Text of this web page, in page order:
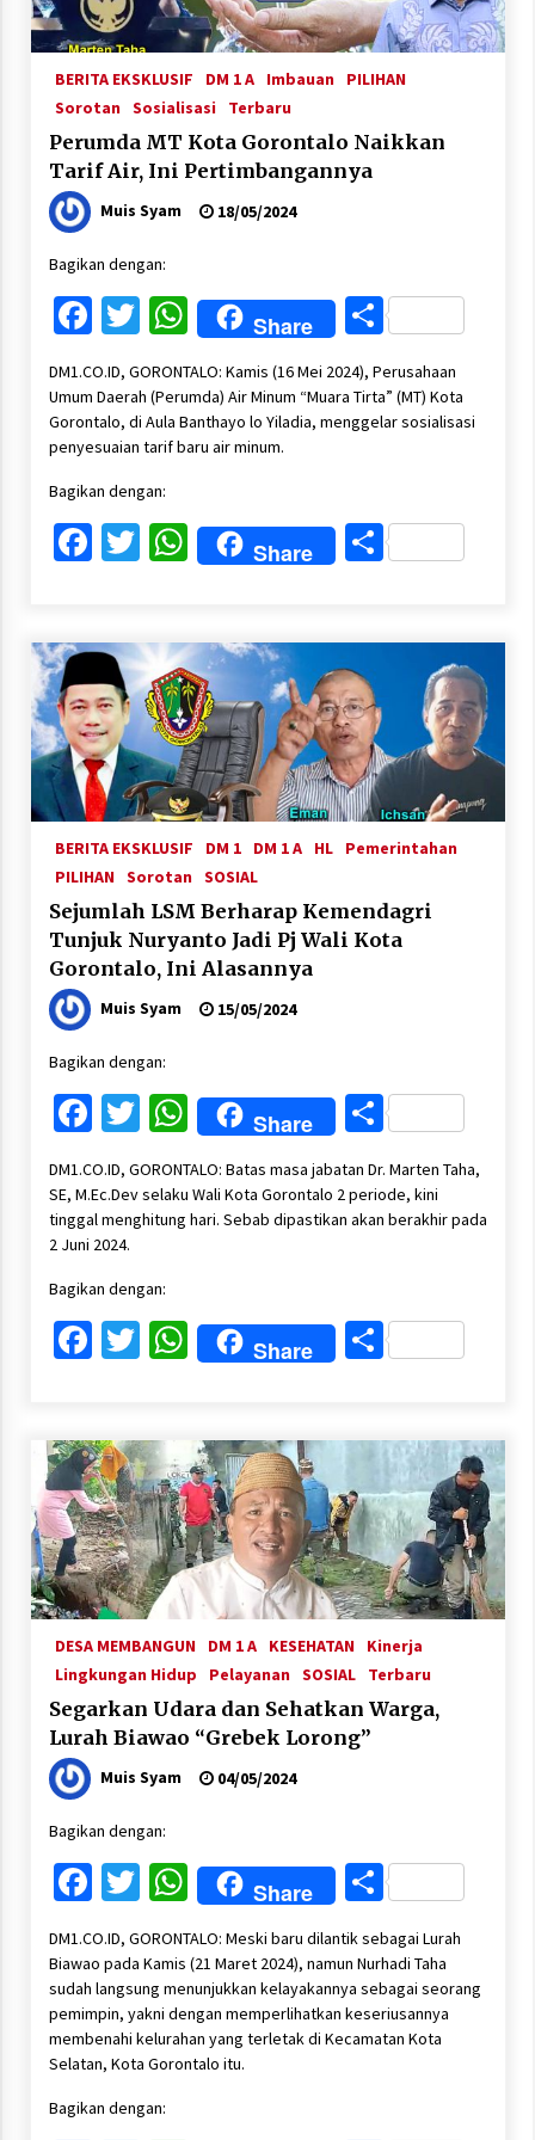
BERITA EKSKLUSIF DM 1 A Imbauan
PILIHAN
Sorotan Sosialisasi Terbaru
Perumda MT Kota Gorontalo Naikkan
Tarif Air, Ini Pertimbangannya
Muis Syam 18/05/2024
Bagikan dengan:
Facebook
Twitter
WhatsApp
Share Share
DM1.CO.ID, GORONTALO: Kamis (16 Mei 2024), Perusahaan
Umum Daerah (Perumda) Air Minum “Muara Tirta” (MT) Kota
Gorontalo, di Aula Banthayo lo Yiladia, menggelar sosialisasi
penyesuaian tarif baru air minum.
Bagikan dengan:
Facebook
Twitter
WhatsApp
Share Share
BERITA EKSKLUSIF DM 1 DM 1 A HL
Pemerintahan
PILIHAN Sorotan SOSIAL
Sejumlah LSM Berharap Kemendagri
Tunjuk Nuryanto Jadi Pj Wali Kota
Gorontalo, Ini Alasannya
Muis Syam 15/05/2024
Bagikan dengan:
Facebook
Twitter
WhatsApp
Share Share
DM1.CO.ID, GORONTALO: Batas masa jabatan Dr. Marten Taha,
SE, M.Ec.Dev selaku Wali Kota Gorontalo 2 periode, kini
tinggal menghitung hari. Sebab dipastikan akan berakhir pada
2 Juni 2024.
Bagikan dengan:
Facebook
Twitter
WhatsApp
Share Share
DESA MEMBANGUN DM 1 A KESEHATAN
Kinerja
Lingkungan Hidup
Pelayanan SOSIAL Terbaru
Segarkan Udara dan Sehatkan Warga,
Lurah Biawao “Grebek Lorong”
Muis Syam 04/05/2024
Bagikan dengan:
Facebook
Twitter
WhatsApp
Share Share
DM1.CO.ID, GORONTALO: Meski baru dilantik sebagai Lurah
Biawao pada Kamis (21 Maret 2024), namun Nurhadi Taha
sudah langsung menunjukkan kelayakannya sebagai seorang
pemimpin, yakni dengan memperlihatkan keseriusannya
membenahi kelurahan yang terletak di Kecamatan Kota
Selatan, Kota Gorontalo itu.
Bagikan dengan: